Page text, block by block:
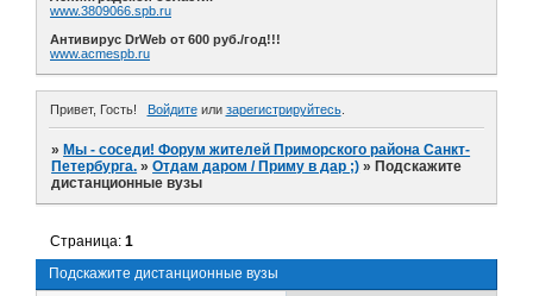
www.3809066.spb.ru
Антивирус DrWeb от 600 руб./год!!!
www.acmespb.ru
Привет, Гость! Войдитеили зарегистрируйтесь.
» Мы - соседи! Форум жителей Приморского района Санкт-
Петербурга. »Отдам даром / Приму в дар ;) » Подскажите
дистанционные вузы
Подскажите дистанционные вузы
Страница:1